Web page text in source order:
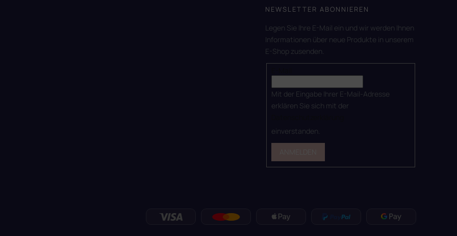
NEWSLETTER ABONNIEREN
Legen Sie Ihre E-Mail ein und wir werden Ihnen
Informationen über neue Produkte in unserem
E-Shop zusenden.
Mit der Eingabe Ihrer E-Mail-Adresse
erklären Sie sich mit der
einverstanden.